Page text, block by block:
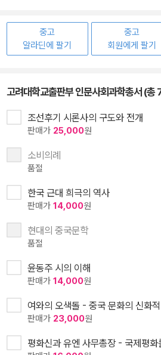
중고
알라딘에 팔기
중고
회원에게 팔기
고려대학교출판부 인문사회과학총서 (총
조선후기 시론사의 구도와 전개
판매가 25,000원
소비의례
품절
한국 근대 희극의 역사
판매가 14,000원
현대의 중국문학
품절
윤동주 시의 이해
판매가 14,000원
여와의 오색돌 - 중국 문화의 신화
판매가 23,000원
평화신과 유엔 사무총장 - 국제평